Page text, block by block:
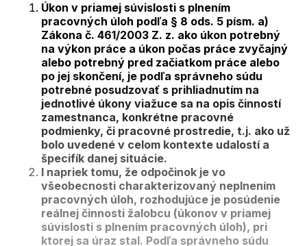
Úkon v priamej súvislosti s plnením
pracovných úloh podľa § 8 ods. 5 písm. a)
Zákona č. 461/2003 Z. z. ako úkon potrebný
na výkon práce a úkon počas práce zvyčajný
alebo potrebný pred začiatkom práce alebo
po jej skončení, je podľa správneho súdu
potrebné posudzovať s prihliadnutím na
jednotlivé úkony viažuce sa na opis činností
zamestnanca, konkrétne pracovné
podmienky, či pracovné prostredie, t.j. ako už
bolo uvedené v celom kontexte udalostí a
špecifík danej situácie.
I napriek tomu, že odpočinok je vo
všeobecnosti charakterizovaný neplnením
pracovných úloh, rozhodujúce je posúdenie
reálnej činnosti žalobcu (úkonov v priamej
súvislosti s plnením pracovných úloh), pri
ktorej sa úraz stal. Podľa správneho súdu